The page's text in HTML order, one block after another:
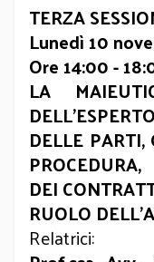
TERZA
Lunedì 10
Ore 14:00 -
LA
DELLE PARTI,
DEI
RUOLO
Relatrici: